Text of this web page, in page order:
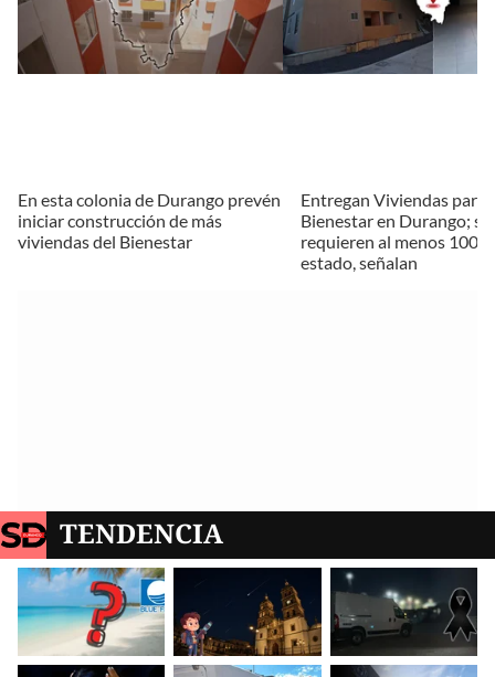
En esta colonia de Durango prevén
iniciar construcción de más
viviendas del Bienestar
Entregan Viviendas para
Bienestar en Durango; se
requieren al menos 100
estado, señalan
TENDENCIA